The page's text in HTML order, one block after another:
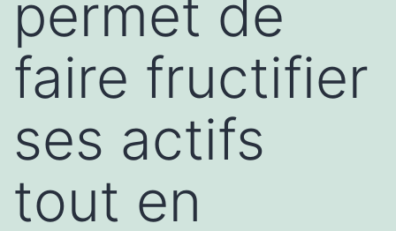
permet de
faire fructifier
ses actifs
tout en